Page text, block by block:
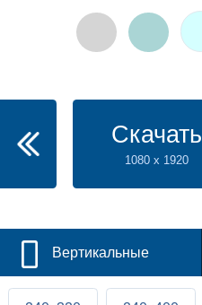
Скачать
1080 x 1920
Вертикальные